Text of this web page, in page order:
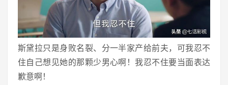
斯黛拉只是身败名裂、分一半家产给前夫，可我忍不
住自己想见她的那颗少男心啊！我忍不住要当面表达
歉意啊！